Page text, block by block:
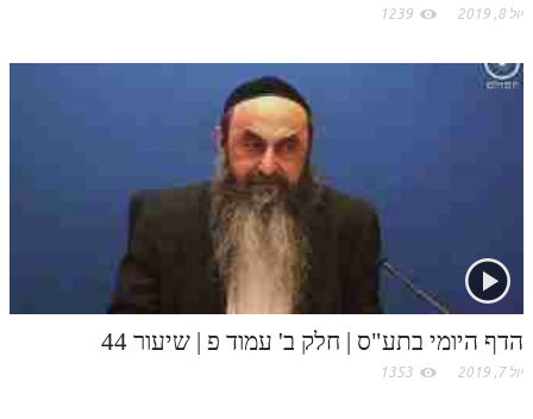
יול 8, 2019 1239
הדף היומי בתע"ס | חלק ב' עמוד פ | שיעור 44
יול 7, 2019 1353